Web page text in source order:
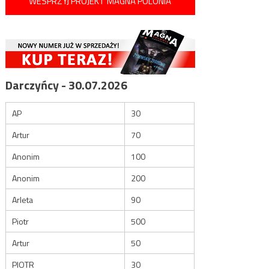
Darczyńcy - 30.07.2026
AP
30
Artur
70
Anonim
100
Anonim
200
Arleta
90
Piotr
500
Artur
50
PIOTR
30